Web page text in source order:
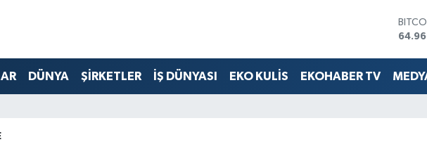
DÜNYA ŞİRKETLER İŞ DÜNYASI EKO KULİS EKOHABER TV